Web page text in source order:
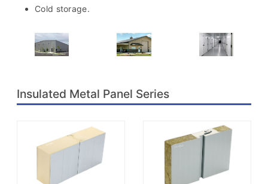
Cold storage.
Insulated Metal Panel Series